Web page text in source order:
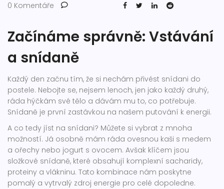
0 Komentáře
Začínáme správně: Vstávání
a snídaně
Každý den začnu tím, že si nechám přivést snídani do
postele. Nebojte se, nejsem lenoch, jen jako každý druhý,
ráda hýčkám své tělo a dávám mu to, co potřebuje.
Snídaně je první zastávkou na našem putování k energii.
A co tedy jíst na snídani? Můžete si vybrat z mnoha
možností. Já osobně mám ráda ovesnou kaši s medem
a ořechy nebo jogurt s ovocem. Avšak klíčem jsou
složkové snídaně, které obsahují komplexní sacharidy,
proteiny a vlákninu. Tato kombinace nám poskytne
pomalý a vytrvalý zdroj energie pro celé dopoledne.